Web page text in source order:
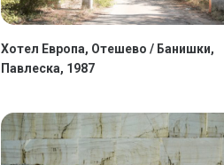
Хотел Европа, Отешево / Банишки,
Павлеска, 1987